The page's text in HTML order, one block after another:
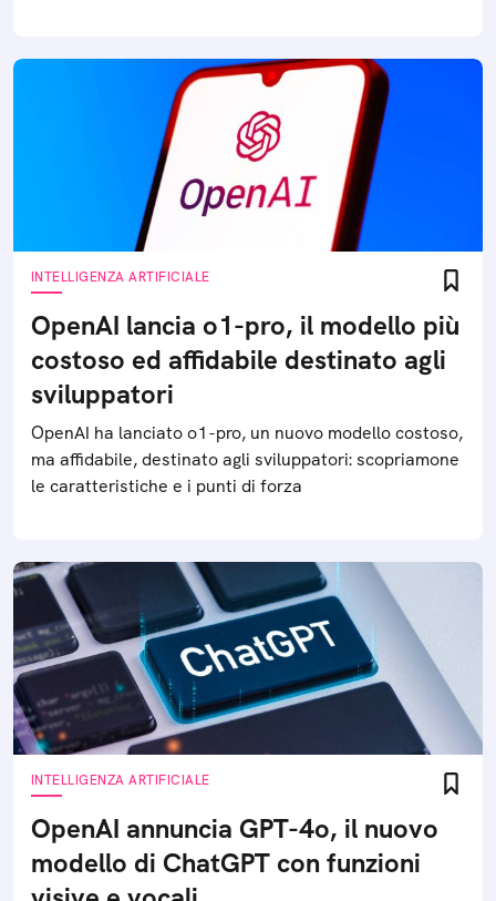
INTELLIGENZA ARTIFICIALE
OpenAI lancia o1-pro, il modello più
costoso ed affidabile destinato agli
sviluppatori
OpenAI ha lanciato o1-pro, un nuovo modello costoso,
ma affidabile, destinato agli sviluppatori: scopriamone
le caratteristiche e i punti di forza
INTELLIGENZA ARTIFICIALE
OpenAI annuncia GPT-4o, il nuovo
modello di ChatGPT con funzioni